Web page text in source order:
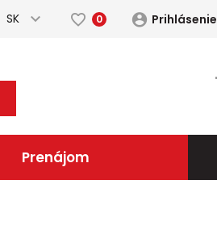
SK 0 Prihlásenie
Prenájom